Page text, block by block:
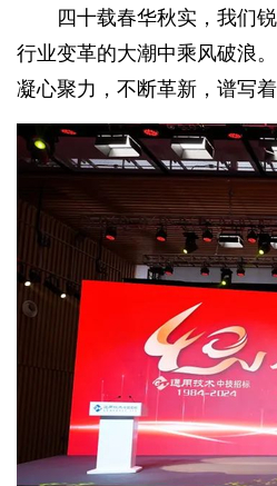
四十载春华秋实，我们
行业变革的大潮中乘风破浪
凝心聚力，不断革新，谱写